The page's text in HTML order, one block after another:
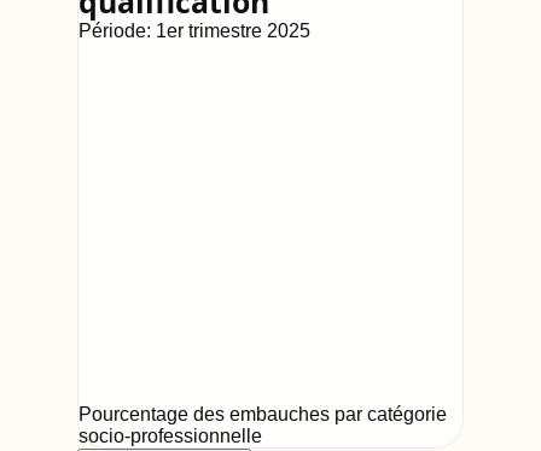
Période: 1er trimestre 2025
Pourcentage des embauches par catégorie
socio-professionnelle